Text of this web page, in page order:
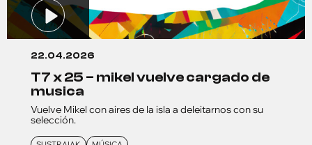
22.04.2026
t7 x 25 – mikel vuelve cargado de
musica
Vuelve Mikel con aires de la isla a deleitarnos con su
selección.